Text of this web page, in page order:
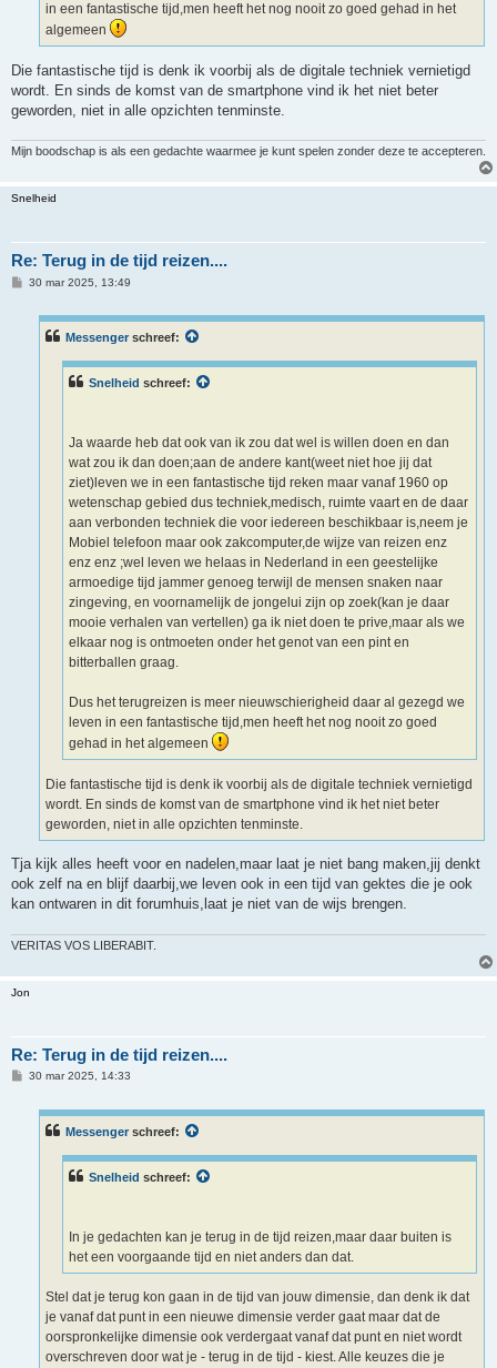
in een fantastische tijd,men heeft het nog nooit zo goed gehad in het
algemeen
Die fantastische tijd is denk ik voorbij als de digitale techniek vernietigd
wordt. En sinds de komst van de smartphone vind ik het niet beter
geworden, niet in alle opzichten tenminste.
Mijn boodschap is als een gedachte waarmee je kunt spelen zonder deze te accepteren.
Snelheid
Re: Terug in de tijd reizen....
B30 mar 2025, 13:49
Messenger schreef:
Snelheid schreef:
Ja waarde heb dat ook van ik zou dat wel is willen doen en dan
wat zou ik dan doen;aan de andere kant(weet niet hoe jij dat
ziet)leven we in een fantastische tijd reken maar vanaf 1960 op
wetenschap gebied dus techniek,medisch, ruimte vaart en de daar
aan verbonden techniek die voor iedereen beschikbaar is,neem je
Mobiel telefoon maar ook zakcomputer,de wijze van reizen enz
enz enz ;wel leven we helaas in Nederland in een geestelijke
armoedige tijd jammer genoeg terwijl de mensen snaken naar
zingeving, en voornamelijk de jongelui zijn op zoek(kan je daar
mooie verhalen van vertellen) ga ik niet doen te prive,maar als we
elkaar nog is ontmoeten onder het genot van een pint en
bitterballen graag.
Dus het terugreizen is meer nieuwschierigheid daar al gezegd we
leven in een fantastische tijd,men heeft het nog nooit zo goed
gehad in het algemeen
Die fantastische tijd is denk ik voorbij als de digitale techniek vernietigd
wordt. En sinds de komst van de smartphone vind ik het niet beter
geworden, niet in alle opzichten tenminste.
Tja kijk alles heeft voor en nadelen,maar laat je niet bang maken,jij denkt
ook zelf na en blijf daarbij,we leven ook in een tijd van gektes die je ook
kan ontwaren in dit forumhuis,laat je niet van de wijs brengen.
VERITAS VOS LIBERABIT.
Jon
Re: Terug in de tijd reizen....
B30 mar 2025, 14:33
Messenger schreef:
Snelheid schreef:
In je gedachten kan je terug in de tijd reizen,maar daar buiten is
het een voorgaande tijd en niet anders dan dat.
Stel dat je terug kon gaan in de tijd van jouw dimensie, dan denk ik dat
je vanaf dat punt in een nieuwe dimensie verder gaat maar dat de
oorspronkelijke dimensie ook verdergaat vanaf dat punt en niet wordt
overschreven door wat je - terug in de tijd - kiest. Alle keuzes die je